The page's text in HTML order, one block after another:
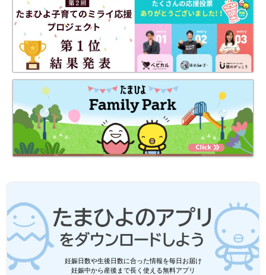
妊娠日数や生後日数に合った情報を毎日お届け
妊娠中から産後まで長く使える無料アプリ